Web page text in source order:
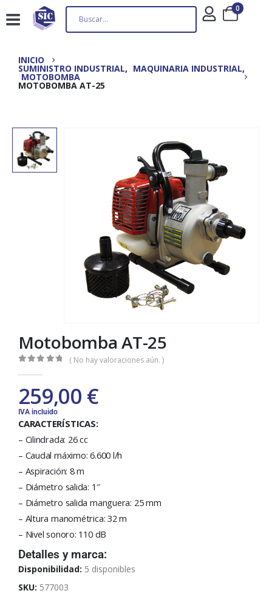
0
INICIO
SUMINISTRO INDUSTRIAL, MAQUINARIA INDUSTRIAL,
MOTOBOMBA
MOTOBOMBA AT-25
Motobomba AT-25
( No hay valoraciones aún. )
259,00 €
IVA incluido
CARACTERÍSTICAS:
– Cilindrada: 26 cc
– Caudal máximo: 6.600 l/h
– Aspiración: 8 m
– Diámetro salida: 1″
– Diámetro salida manguera: 25 mm
– Altura manométrica: 32 m
– Nivel sonoro: 110 dB
Detalles y marca:
Disponibilidad: 5 disponibles
SKU: 577003